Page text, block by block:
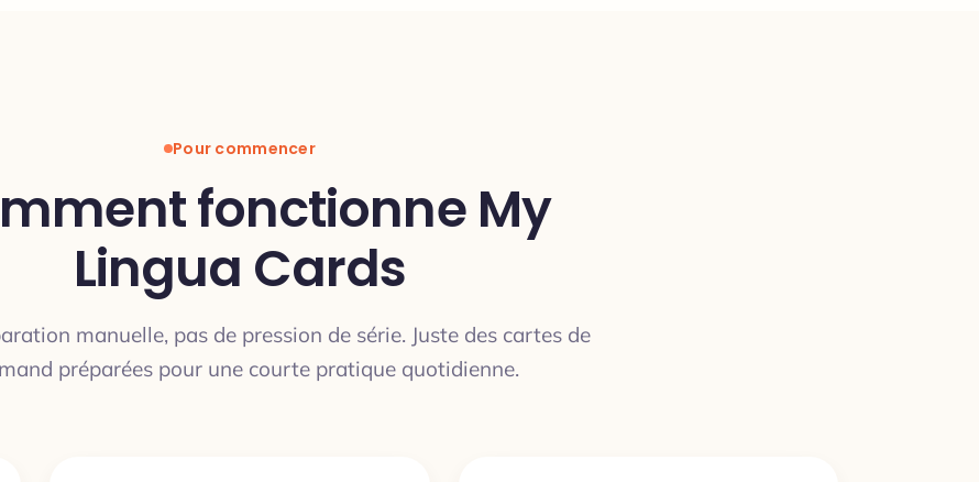
Pour commencer
fonctionne My
Lingua Cards
manuelle, pas de pression de série. Juste des cartes de
préparées pour une courte pratique quotidienne.